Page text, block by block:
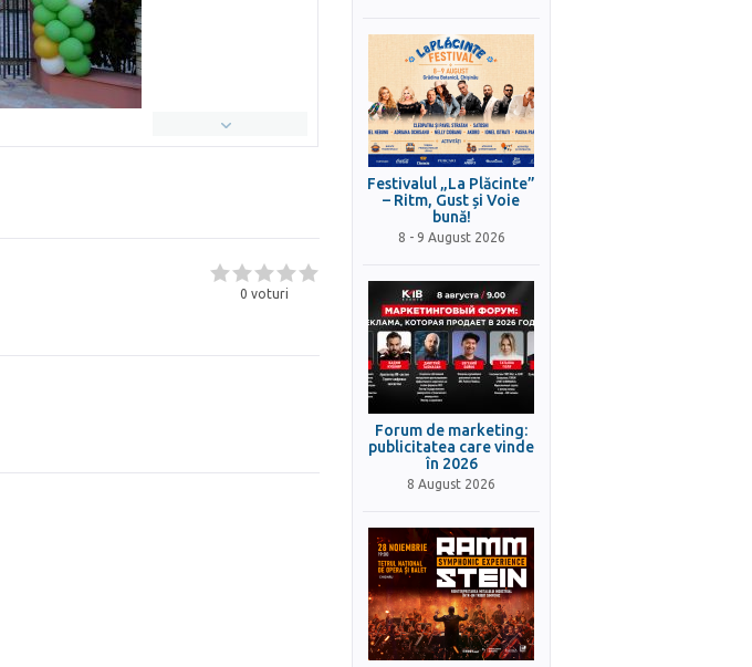
0 voturi
Festivalul „La Plăcinte”
– Ritm, Gust și Voie
bună!
8 - 9 August 2026
Forum de marketing:
publicitatea care vinde
în 2026
8 August 2026